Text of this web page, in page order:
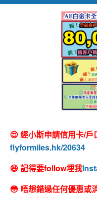
😍 經小斯申請信用卡/戶
flyformiles.hk/20634
😆 記得要follow埋我
😳 唔想錯過任何優惠或